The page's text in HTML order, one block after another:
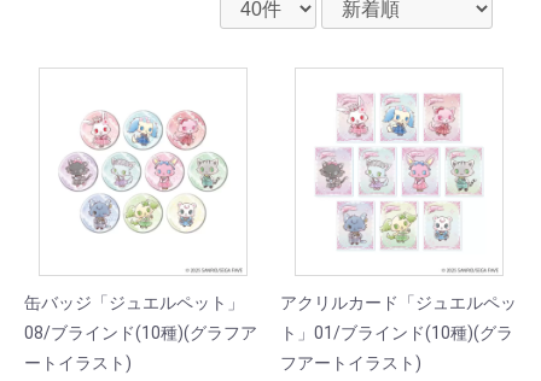
缶バッジ「ジュエルペット」
08/ブラインド(10種)(グラフア
ートイラスト)
アクリルカード「ジュエルペッ
ト」01/ブラインド(10種)(グラ
フアートイラスト)